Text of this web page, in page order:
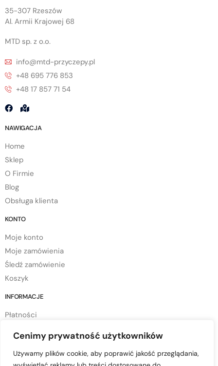
Cenimy prywatność użytkowników
Używamy plików cookie, aby poprawić jakość przeglądania,
35-307 Rzeszów
Al. Armii Krajowej 68
MTD sp. z o.o.
info@mtd-przyczepy.pl
+48 695 776 853
+48 17 857 71 54
NAWIGACJA
Home
Sklep
O Firmie
Blog
Obsługa klienta
KONTO
Moje konto
Moje zamówienia
Śledź zamówienie
Koszyk
INFORMACJE
Płatności
Regulamin sklepu
Polityka prywatności